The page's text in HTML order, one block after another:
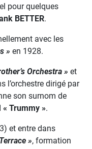
pour quelques
BETTER.
avec les
» en 1928.
Orchestra » et
l’orchestre dirigé par
son surnom de
« Trummy ».
et entre dans
», formation